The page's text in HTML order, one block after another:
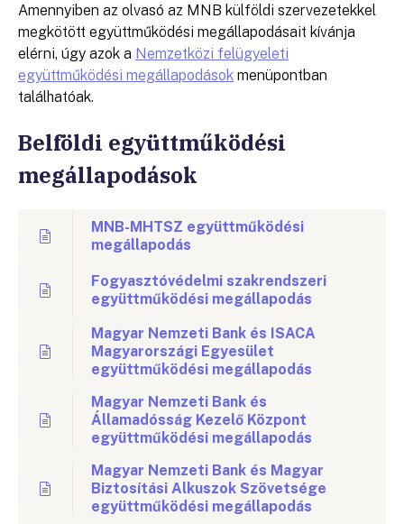
Amennyiben az olvasó az MNB külföldi szervezetekkel
megkötött együttműködési megállapodásait kívánja
elérni, úgy azok a Nemzetközi felügyeleti
együttműködési megállapodások menüpontban
találhatóak.
Belföldi együttműködési
megállapodások
MNB-MHTSZ együttműködési
megállapodás
Fogyasztóvédelmi szakrendszeri
együttműködési megállapodás
Magyar Nemzeti Bank és ISACA
Magyarországi Egyesület
együttműködési megállapodás
Magyar Nemzeti Bank és
Államadósság Kezelő Központ
együttműködési megállapodás
Magyar Nemzeti Bank és Magyar
Biztosítási Alkuszok Szövetsége
együttműködési megállapodás